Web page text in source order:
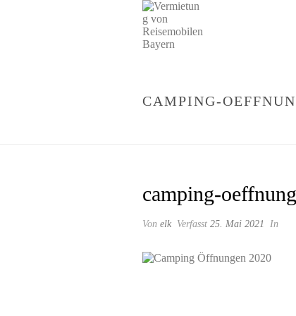
CAMPING-
camping-
Von elk Verfasst 25. Mai 2021 In